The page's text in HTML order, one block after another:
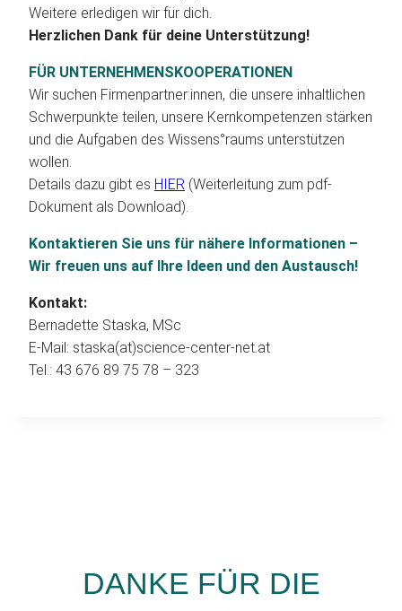
Weitere erledigen wir für dich.
Herzlichen Dank für deine Unterstützung!
FÜR UNTERNEHMENSKOOPERATIONEN
Wir suchen Firmenpartner:innen, die unsere inhaltlichen
Schwerpunkte teilen, unsere Kernkompetenzen stärken
und die Aufgaben des Wissens°raums unterstützen
wollen.
Details dazu gibt es HIER (Weiterleitung zum pdf-
Dokument als Download).
Kontaktieren Sie uns für nähere Informationen –
Wir freuen uns auf Ihre Ideen und den Austausch!
Kontakt:
Bernadette Staska, MSc
E-Mail: staska(at)science-center-net.at
Tel.: 43 676 89 75 78 – 323
DANKE FÜR DIE